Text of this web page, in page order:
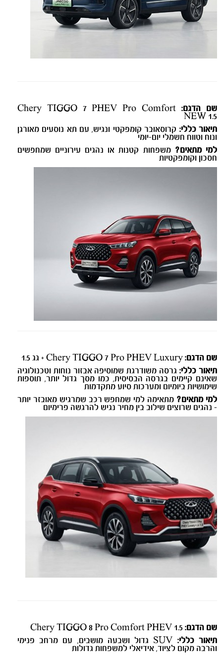
שם הדגם: Chery TIGGO 7 PHEV Pro Comfort
NEW 1.5
תיאור כללי: קרוסאובר קומפקטי ונגיש, עם תא נוסעים מאורגן
ונוח וטווח חשמלי יום-יומי
למי מתאים? משפחות קטנות או נהגים עירוניים שמחפשים
חסכון וקומפקטיות
שם הדגם:
תיאור כללי:גרסה משודרגת שמוסיפה אבזור נוחות וטכנולוגיה
שאינם קיימים בגרסה הבסיסית, כמו מסך גדול יותר, תוספות
שימושיות ביומיום ומערכות סיוע מתקדמות
למי מתאים? מתאימה למי שמחפש רכב שמרגיש מאובזר יותר
- נהגים שרוצים שילוב בין מחיר נגיש להרגשה פרימיום
שם הדגם:
תיאור כללי:
SUV גדול ושבעה מושבים, עם מרחב פנימי
והרבה מקום לציוד, אידיאלי למשפחות גדולות